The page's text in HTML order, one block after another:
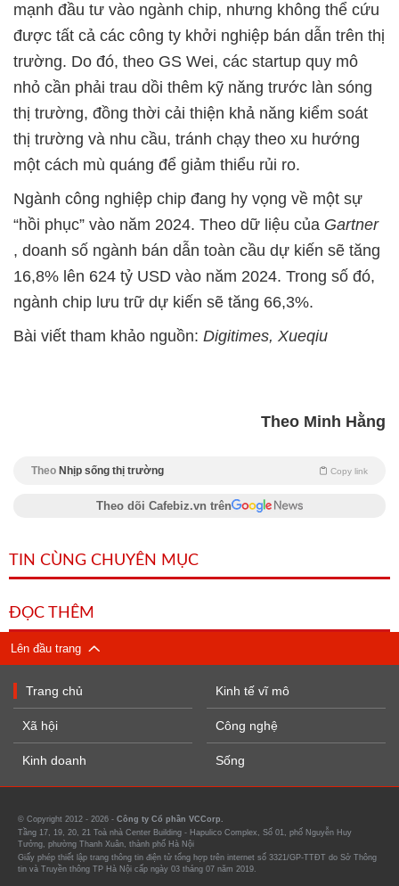
mạnh đầu tư vào ngành chip, nhưng không thể cứu
được tất cả các công ty khởi nghiệp bán dẫn trên thị
trường. Do đó, theo GS Wei, các startup quy mô
nhỏ cần phải trau dồi thêm kỹ năng trước làn sóng
thị trường, đồng thời cải thiện khả năng kiểm soát
thị trường và nhu cầu, tránh chạy theo xu hướng
một cách mù quáng để giảm thiểu rủi ro.
Ngành công nghiệp chip đang hy vọng về một sự
“hồi phục” vào năm 2024. Theo dữ liệu của Gartner
, doanh số ngành bán dẫn toàn cầu dự kiến sẽ tăng
16,8% lên 624 tỷ USD vào năm 2024. Trong số đó,
ngành chip lưu trữ dự kiến sẽ tăng 66,3%.
Bài viết tham khảo nguồn: Digitimes, Xueqiu
Theo Minh Hằng
Theo Nhịp sống thị trường Copy link
Theo dõi Cafebiz.vn trên
TIN CÙNG CHUYÊN MỤC
ĐỌC THÊM
Lên đầu trang
Trang chủ
Xã hội
Kinh doanh
Kinh tế vĩ mô
Công nghệ
Sống
© Copyright 2012 - 2026 - Công ty Cổ phần VCCorp.
Tầng 17, 19, 20, 21 Toà nhà Center Building - Hapulico Complex, Số 01, phố Nguyễn Huy
Tưởng, phường Thanh Xuân, thành phố Hà Nội
Giấy phép thiết lập trang thông tin điện tử tổng hợp trên internet số 3321/GP-TTĐT do Sở Thông
tin và Truyền thông TP Hà Nội cấp ngày 03 tháng 07 năm 2019.